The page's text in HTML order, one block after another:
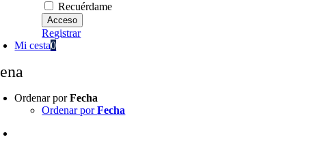
Recuérdame
Registrar
Mi cesta0
Ordenar porFecha
Ordenar porFecha